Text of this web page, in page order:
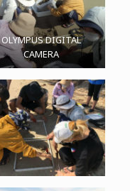
OLYMPUS DIGITAL
CAMERA